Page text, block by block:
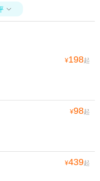
198起
¥98起